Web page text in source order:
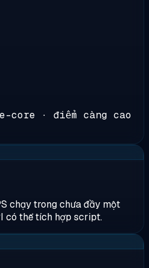
core · điểm càng cao
chạy trong chưa đầy một
có thể tích hợp script.